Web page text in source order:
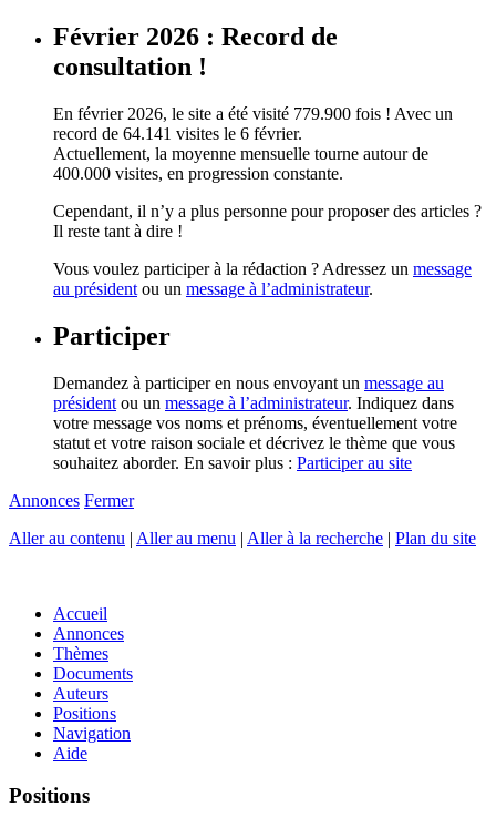
Février 2026 : Record de
consultation !
En février 2026, le site a été visité 779.900 fois ! Avec un
record de 64.141 visites le 6 février.
Actuellement, la moyenne mensuelle tourne autour de
400.000 visites, en progression constante.
Cependant, il n’y a plus personne pour proposer des articles ?
Il reste tant à dire !
Vous voulez participer à la rédaction ? Adressez un message
au président ou un message à l’administrateur.
Participer
Demandez à participer en nous envoyant un message au
président ou un message à l’administrateur. Indiquez dans
votre message vos noms et prénoms, éventuellement votre
statut et votre raison sociale et décrivez le thème que vous
souhaitez aborder. En savoir plus : Participer au site
Annonces Fermer
Aller au contenu | Aller au menu | Aller à la recherche | Plan du site
Accueil
Annonces
Thèmes
Documents
Auteurs
Positions
Navigation
Aide
Positions